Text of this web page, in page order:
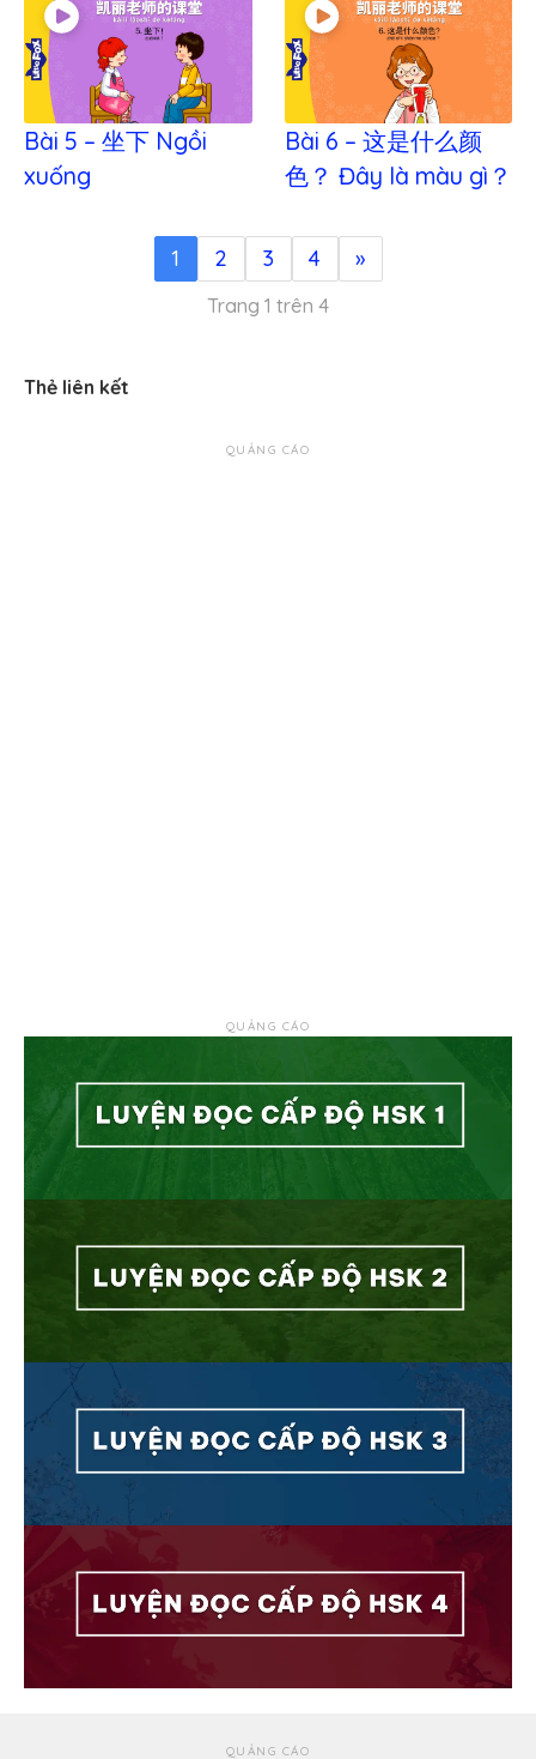
Bài 5 – 坐下 Ngồi
xuống
Bài 6 – 这是什么颜
色？ Đây là màu gì？
1 2 3 4 »
Trang 1 trên 4
Thẻ liên kết
QUẢNG CÁO
QUẢNG CÁO
QUẢNG CÁO